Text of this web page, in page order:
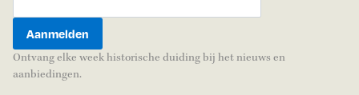
Ontvang elke week historische duiding bij het nieuws en
aanbiedingen.